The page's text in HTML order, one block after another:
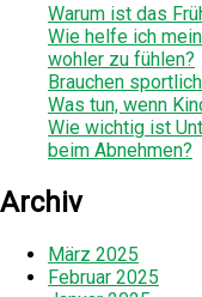
Warum ist das
Wie helfe ich
wohler zu fühlen?
Brauchen
Was tun, wenn
Wie wichtig ist
beim Abnehmen?
Archiv
März 2025
Februar 2025